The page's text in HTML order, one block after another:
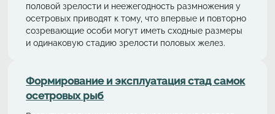
половой зрелости и неежегодность размножения у
осетровых приводят к тому, что впервые и повторно
созревающие особи могут иметь сходные размеры
и одинаковую стадию зрелости половых желез.
Формирование и эксплуатация стад самок
осетровых рыб